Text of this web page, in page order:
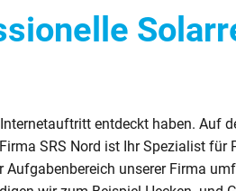
entdeckt haben. Auf
SRS Nord ist Ihr Spezialist
Aufgabenbereich unserer Firma